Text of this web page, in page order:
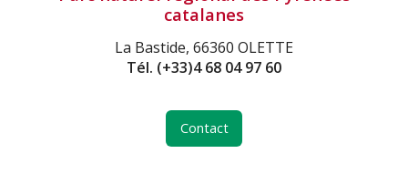
catalanes
La Bastide, 66360 OLETTE
Tél. (+33)4 68 04 97 60
Contact